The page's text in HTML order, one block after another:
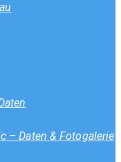
– Daten & Fotogalerie